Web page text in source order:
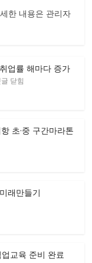
한 내용은 관리자
업률 해마다 증가
닫힘
초·중 구간마라톤
래만들기
교육 준비 완료